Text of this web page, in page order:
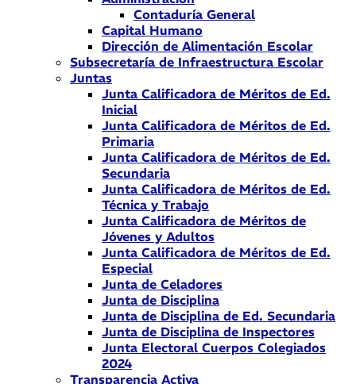
Contaduría General
Capital Humano
Dirección de Alimentación Escolar
Subsecretaría de Infraestructura Escolar
Juntas
Junta Calificadora de Méritos de Ed.
Inicial
Junta Calificadora de Méritos de Ed.
Primaria
Junta Calificadora de Méritos de Ed.
Secundaria
Junta Calificadora de Méritos de Ed.
Técnica y Trabajo
Junta Calificadora de Méritos de
Jóvenes y Adultos
Junta Calificadora de Méritos de Ed.
Especial
Junta de Celadores
Junta de Disciplina
Junta de Disciplina de Ed. Secundaria
Junta de Disciplina de Inspectores
Junta Electoral Cuerpos Colegiados
2024
Transparencia Activa